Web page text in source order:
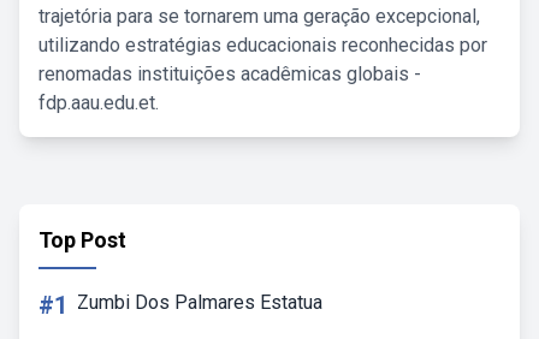
trajetória para se tornarem uma geração excepcional,
utilizando estratégias educacionais reconhecidas por
renomadas instituições acadêmicas globais -
fdp.aau.edu.et.
Top Post
#1 Zumbi Dos Palmares Estatua